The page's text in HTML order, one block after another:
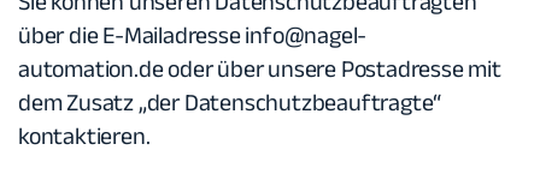
über die E-Mailadresseinfo@nagel-
automation.deoder über unsere Postadresse mit
dem Zusatz „der Datenschutzbeauftragte“
kontaktieren.